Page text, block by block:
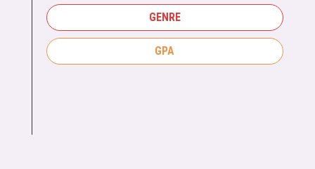
GENRE
GPA